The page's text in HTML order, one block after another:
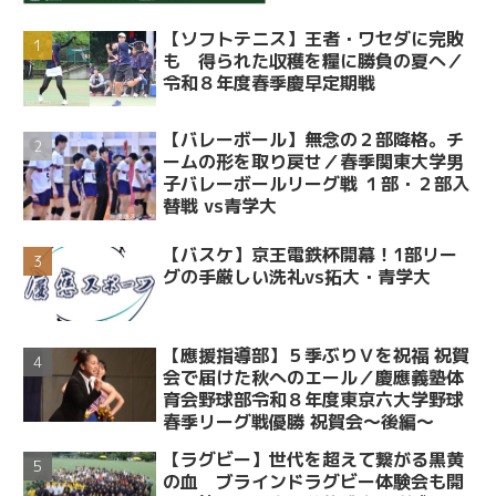
【ソフトテニス】王者・ワセダに完敗
も 得られた収穫を糧に勝負の夏へ／
令和８年度春季慶早定期戦
【バレーボール】無念の２部降格。チ
ームの形を取り戻せ／春季関東大学男
子バレーボールリーグ戦 １部・２部入
替戦 vs青学大
【バスケ】京王電鉄杯開幕！1部リー
グの手厳しい洗礼vs拓大・青学大
【應援指導部】５季ぶりＶを祝福 祝賀
会で届けた秋へのエール／慶應義塾体
育会野球部令和８年度東京六大学野球
春季リーグ戦優勝 祝賀会～後編～
【ラグビー】世代を超えて繋がる黒黄
の血 ブラインドラグビー体験会も開